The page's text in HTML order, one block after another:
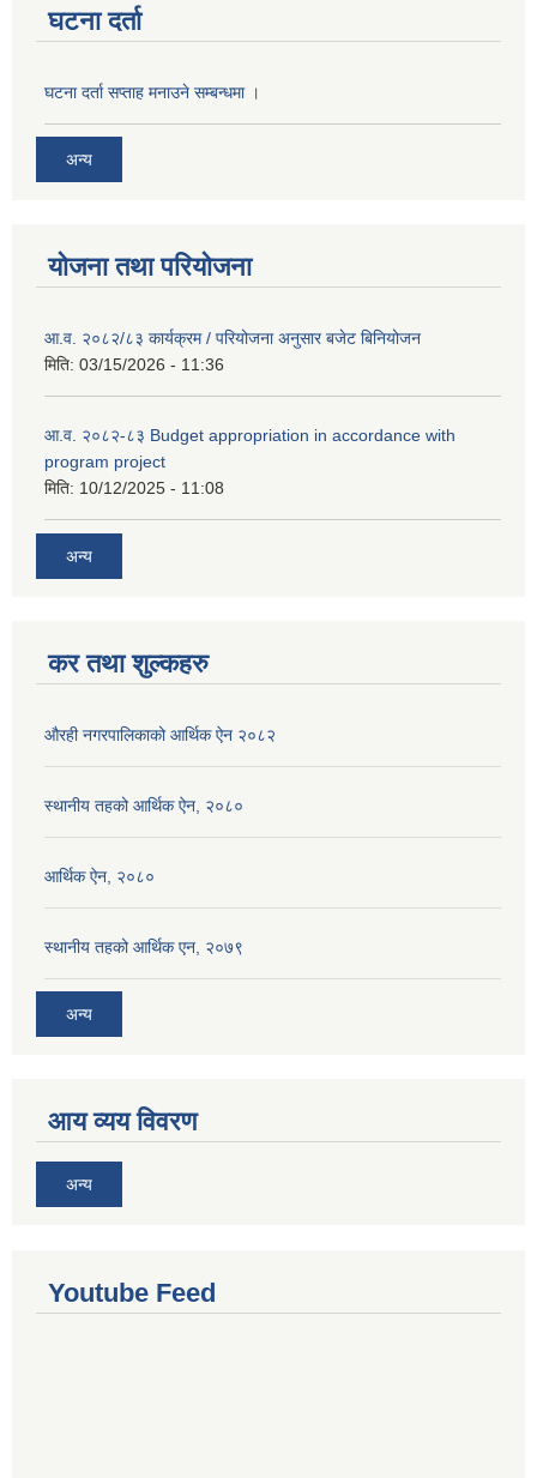
घटना दर्ता
घटना दर्ता सप्ताह मनाउने सम्बन्धमा ।
अन्य
योजना तथा परियोजना
आ.व. २०८२/८३ कार्यक्रम / परियोजना अनुसार बजेट बिनियोजन
मिति: 03/15/2026 - 11:36
आ.व. २०८२-८३ Budget appropriation in accordance with
program project
मिति: 10/12/2025 - 11:08
अन्य
कर तथा शुल्कहरु
औरही नगरपालिकाको आर्थिक ऐन २०८२
स्थानीय तहको आर्थिक ऐन, २०८०
आर्थिक ऐन, २०८०
स्थानीय तहको आर्थिक एन, २०७९
अन्य
आय व्यय विवरण
अन्य
Youtube Feed